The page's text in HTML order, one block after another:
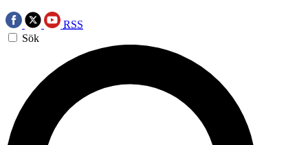
RSS
Sök